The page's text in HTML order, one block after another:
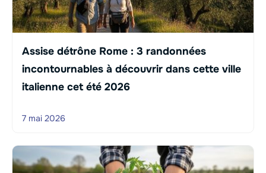
Assise détrône Rome : 3 randonnées
incontournables à découvrir dans cette ville
italienne cet été 2026
7 mai 2026